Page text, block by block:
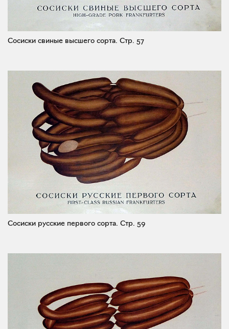
Сосиски свиные высшего сорта. Стр. 57
Сосиски русские первого сорта. Стр. 59